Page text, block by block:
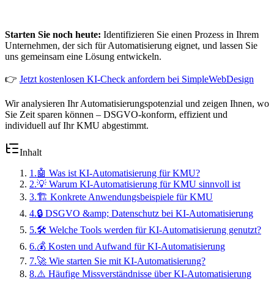
Starten Sie noch heute: Identifizieren Sie einen Prozess in Ihrem
Unternehmen, der sich für Automatisierung eignet, und lassen Sie
uns gemeinsam eine Lösung entwickeln.
👉 Jetzt kostenlosen KI-Check anfordern bei SimpleWebDesign
Wir analysieren Ihr Automatisierungspotenzial und zeigen Ihnen, wo
Sie Zeit sparen können – DSGVO-konform, effizient und
individuell auf Ihr KMU abgestimmt.
Inhalt
1 .🤖 Was ist KI-Automatisierung für KMU?
2.💡 Warum KI-Automatisierung für KMU sinnvoll ist
3.🏗️ Konkrete Anwendungsbeispiele für KMU
4.🔒 DSGVO &amp; Datenschutz bei KI-Automatisierung
5.🛠️ Welche Tools werden für KI-Automatisierung genutzt?
6.💰 Kosten und Aufwand für KI-Automatisierung
7.🚀 Wie starten Sie mit KI-Automatisierung?
8.⚠️ Häufige Missverständnisse über KI-Automatisierung